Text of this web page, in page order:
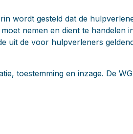
wordt gesteld dat de
nemen en dient te handelen
uit de voor hulpverleners
toestemming en inzage. De